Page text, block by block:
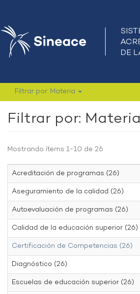
Filtrar por: Materia
Filtrar por: Materia
Mostrando ítems 1-10 de 26
Acreditación de programas (26)
Aseguramiento de la calidad (26)
Autoevaluación de programas (26)
Calidad de la educación superior (26)
Certificación de Competencias (26)
Diagnóstico (26)
Escuelas de educación superior (26)